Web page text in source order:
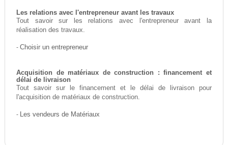
Les relations avec l'entrepreneur avant les travaux
Tout savoir sur les relations avec l'entrepreneur avant la
réalisation des travaux.
- Choisir un entrepreneur
Acquisition de matériaux de construction : financement et
délai de livraison
Tout savoir sur le financement et le délai de livraison pour
l'acquisition de matériaux de construction.
- Les vendeurs de Matériaux